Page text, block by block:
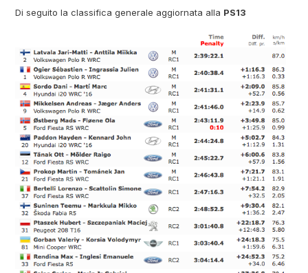
Di seguito la classifica generale aggiornata alla PS13